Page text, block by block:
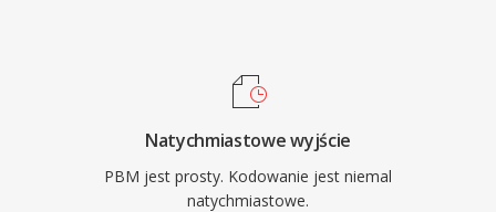
Natychmiastowe wyjście
PBM jest prosty. Kodowanie jest niemal
natychmiastowe.